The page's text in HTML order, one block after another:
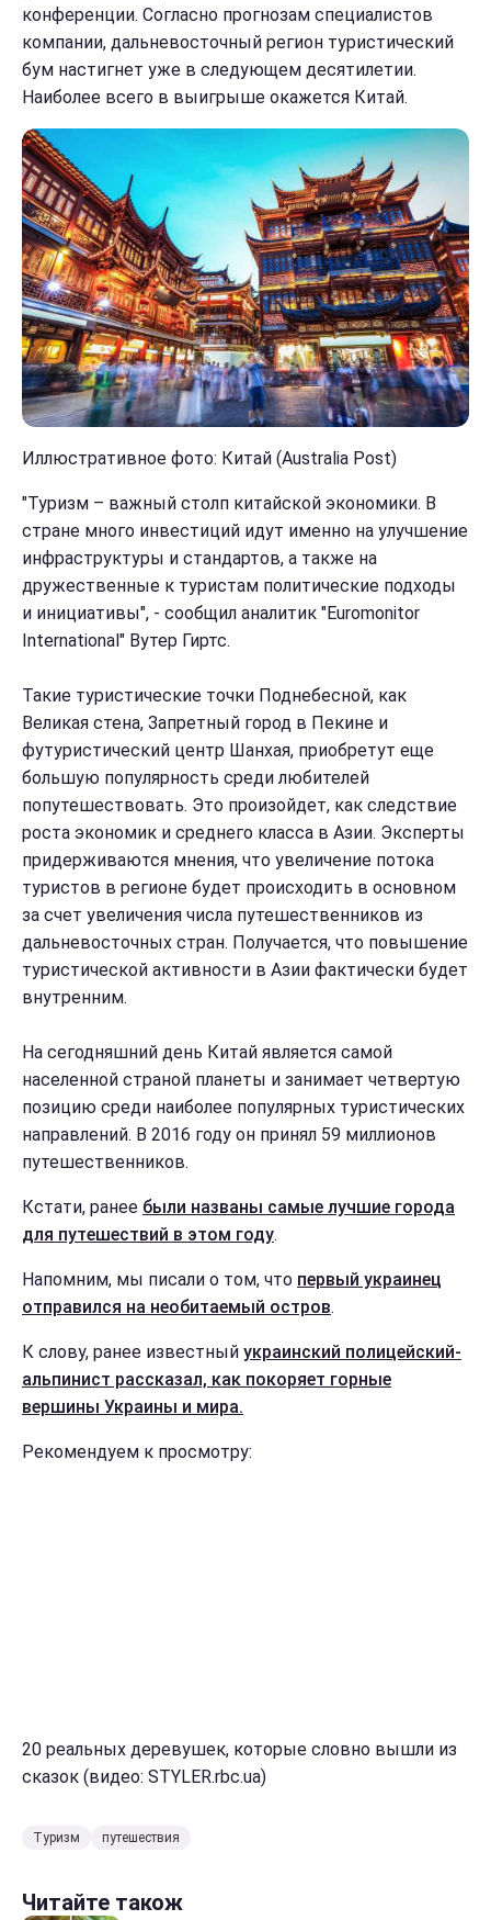
конференции. Согласно прогнозам специалистов
компании, дальневосточный регион туристический
бум настигнет уже в следующем десятилетии.
Наиболее всего в выигрыше окажется Китай.
Иллюстративное фото: Китай (Australia Post)
"Туризм – важный столп китайской экономики. В
стране много инвестиций идут именно на улучшение
инфраструктуры и стандартов, а также на
дружественные к туристам политические подходы
и инициативы", - сообщил аналитик "Euromonitor
International" Вутер Гиртс.
Такие туристические точки Поднебесной, как
Великая стена, Запретный город в Пекине и
футуристический центр Шанхая, приобретут еще
большую популярность среди любителей
попутешествовать. Это произойдет, как следствие
роста экономик и среднего класса в Азии. Эксперты
придерживаются мнения, что увеличение потока
туристов в регионе будет происходить в основном
за счет увеличения числа путешественников из
дальневосточных стран. Получается, что повышение
туристической активности в Азии фактически будет
внутренним.
На сегодняшний день Китай является самой
населенной страной планеты и занимает четвертую
позицию среди наиболее популярных туристических
направлений. В 2016 году он принял 59 миллионов
путешественников.
Кстати, ранее были названы самые лучшие города
для путешествий в этом году.
Напомним, мы писали о том, что первый украинец
отправился на необитаемый остров.
К слову, ранее известный украинский полицейский-
альпинист рассказал, как покоряет горные
вершины Украины и мира.
Рекомендуем к просмотру:
20 реальных деревушек, которые словно вышли из
сказок (видео: STYLER.rbc.ua)
Туризм путешествия
Читайте також